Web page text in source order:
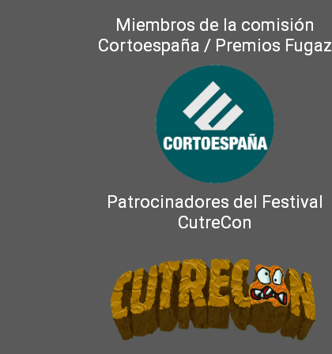
Miembros de la comisión
Cortoespaña / Premios Fugaz
Patrocinadores del Festival
CutreCon